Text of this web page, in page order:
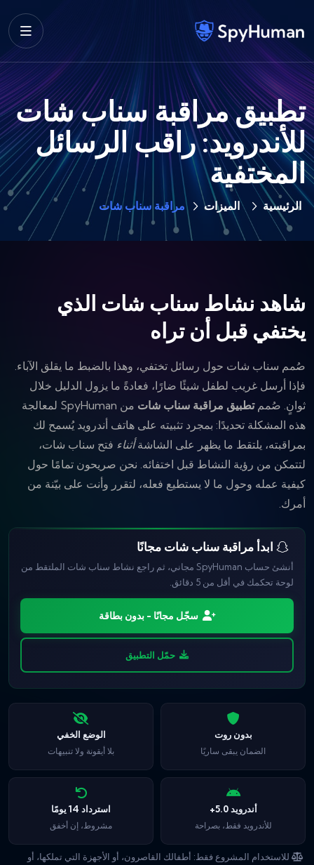
تطبيق مراقبة سناب شات
للأندرويد: راقب الرسائل
المختفية
الرئيسية الميزات مراقبة سناب شات
شاهد نشاط سناب شات الذي
يختفي قبل أن تراه
صُمم سناب شات حول رسائل تختفي، وهذا بالضبط ما يقلق الآباء.
فإذا أرسل غريب لطفل شيئًا ضارًا، فعادةً ما يزول الدليل خلال
ثوانٍ. صُممتطبيق مراقبة سناب شات
من SpyHuman لمعالجة
هذه المشكلة تحديدًا: بمجرد تثبيته على هاتف أندرويد يُسمح لك
بمراقبته، يلتقط ما يظهر على الشاشةأثناء فتح سناب شات،
لتتمكن من رؤية النشاط قبل اختفائه. نحن صريحون تمامًا حول
كيفية عمله وحول ما لا يستطيع فعله، لتقرر وأنت على بيّنة من
أمرك.
ابدأ مراقبة سناب شات مجانًا
أنشئ حساب SpyHuman مجاني، ثم راجع نشاط سناب شات الملتقط من
لوحة تحكمك في أقل من 5 دقائق.
سجّل مجانًا - بدون بطاقة
حمّل التطبيق
بدون روت
الضمان يبقى ساريًا
الوضع الخفي
بلا أيقونة ولا تنبيهات
أندرويد 5.0+
للأندرويد فقط، بصراحة
استرداد 14 يومًا
مشروط، إن أخفق
للاستخدام المشروع فقط: أطفالك القاصرون، أو الأجهزة التي تملكها، أو